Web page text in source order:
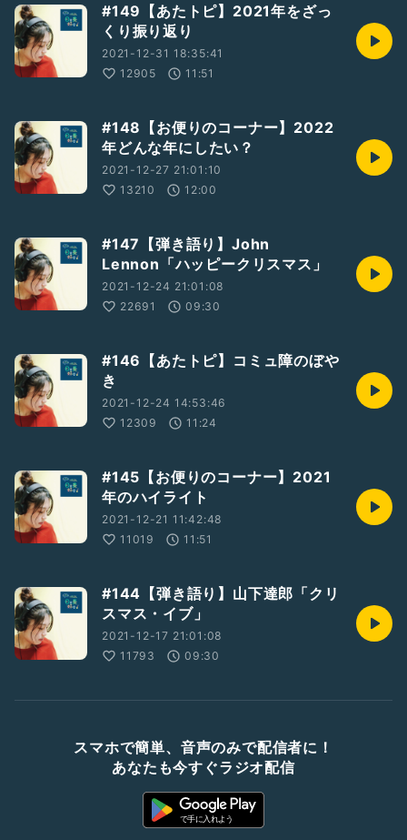
#149【あたトピ】2021年をざっ
くり振り返り
2021-12-31 18:35:41
12905
11:51
#148【お便りのコーナー】2022
年どんな年にしたい？
2021-12-27 21:01:10
13210
12:00
#147【弾き語り】John
Lennon「ハッピークリスマス」
2021-12-24 21:01:08
22691
09:30
#146【あたトピ】コミュ障のぼや
き
2021-12-24 14:53:46
12309
11:24
#145【お便りのコーナー】2021
年のハイライト
2021-12-21 11:42:48
11019
11:51
#144【弾き語り】山下達郎「クリ
スマス・イブ」
2021-12-17 21:01:08
11793
09:30
スマホで簡単、音声のみで配信者に！
あなたも今すぐラジオ配信